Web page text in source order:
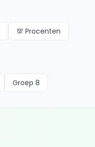
💯 Procenten
Groep 8